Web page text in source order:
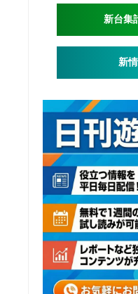
新台集
新